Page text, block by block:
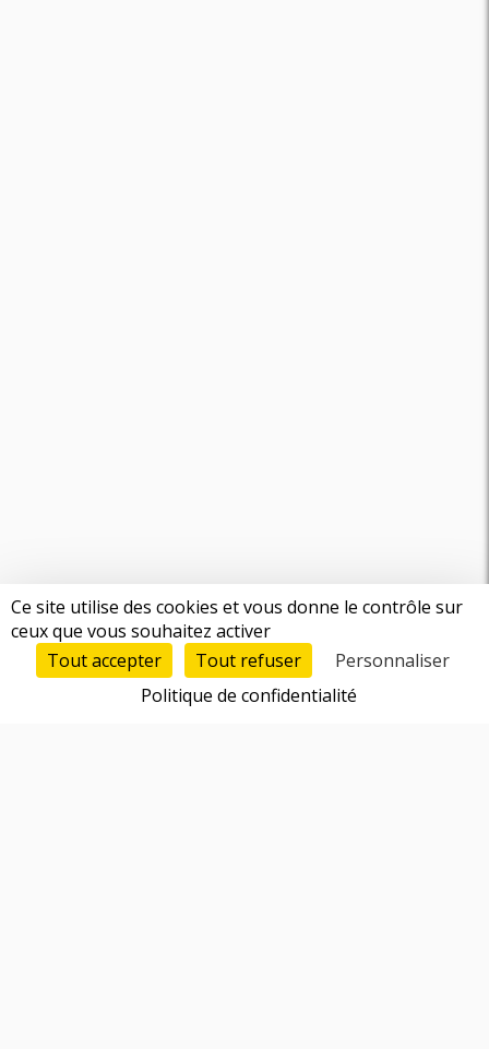
Ce site utilise des cookies et vous donne le contrôle sur
ceux que vous souhaitez activer
Tout accepter
Tout refuser
Personnaliser
Politique de confidentialité